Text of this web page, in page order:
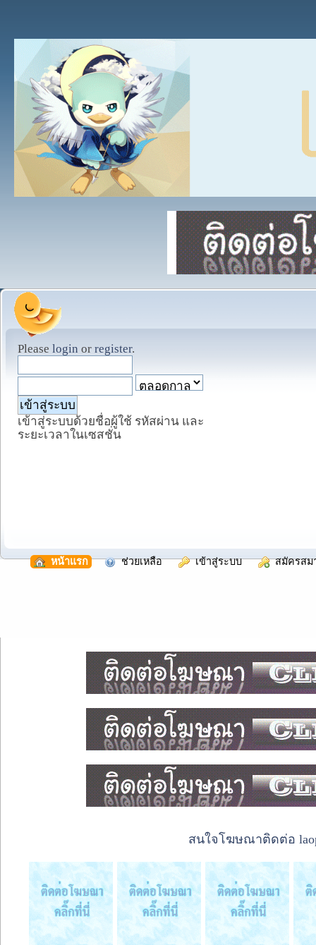
Please login or register.
เข้าสู่ระบบด้วยชื่อผู้ใช้ รหัสผ่าน และ
ระยะเวลาในเซสชั่น
หน้าแรก ช่วยเหลือ เข้าสู่ระบบ สมัครสม
สนใจโฆษณาติดต่อ